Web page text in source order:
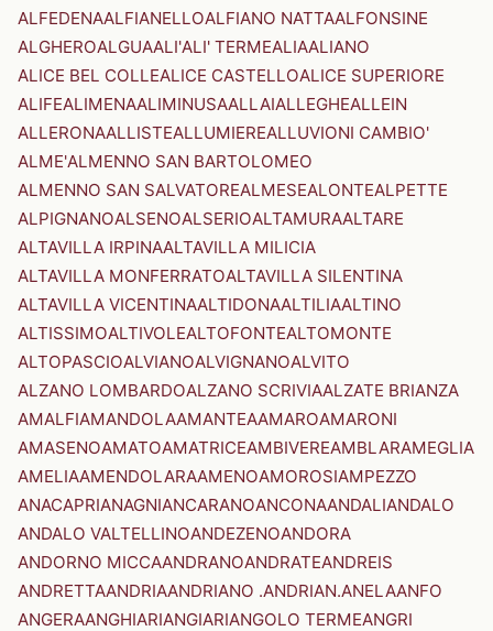
ALFEDENAALFIANELLOALFIANO NATTAALFONSINE
ALGHEROALGUAALI'ALI' TERMEALIAALIANO
ALICE BEL COLLEALICE CASTELLOALICE SUPERIORE
ALIFEALIMENAALIMINUSAALLAIALLEGHEALLEIN
ALLERONAALLISTEALLUMIEREALLUVIONI CAMBIO'
ALME'ALMENNO SAN BARTOLOMEO
ALMENNO SAN SALVATOREALMESEALONTEALPETTE
ALPIGNANOALSENOALSERIOALTAMURAALTARE
ALTAVILLA IRPINAALTAVILLA MILICIA
ALTAVILLA MONFERRATOALTAVILLA SILENTINA
ALTAVILLA VICENTINAALTIDONAALTILIAALTINO
ALTISSIMOALTIVOLEALTOFONTEALTOMONTE
ALTOPASCIOALVIANOALVIGNANOALVITO
ALZANO LOMBARDOALZANO SCRIVIAALZATE BRIANZA
AMALFIAMANDOLAAMANTEAAMAROAMARONI
AMASENOAMATOAMATRICEAMBIVEREAMBLARAMEGLIA
AMELIAAMENDOLARAAMENOAMOROSIAMPEZZO
ANACAPRIANAGNIANCARANOANCONAANDALIANDALO
ANDALO VALTELLINOANDEZENOANDORA
ANDORNO MICCAANDRANOANDRATEANDREIS
ANDRETTAANDRIAANDRIANO .ANDRIAN.ANELAANFO
ANGERAANGHIARIANGIARIANGOLO TERMEANGRI